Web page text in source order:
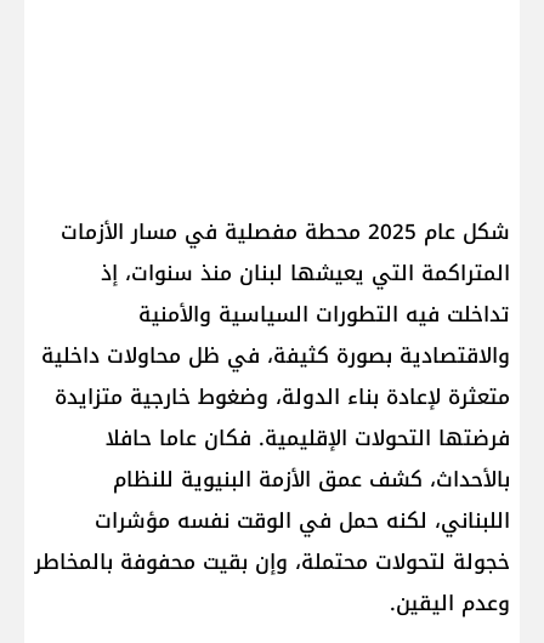
شكل عام 2025 محطة مفصلية في مسار الأزمات
المتراكمة التي يعيشها لبنان منذ سنوات، إذ
تداخلت فيه التطورات السياسية والأمنية
والاقتصادية بصورة كثيفة، في ظل محاولات داخلية
متعثرة لإعادة بناء الدولة، وضغوط خارجية متزايدة
فرضتها التحولات الإقليمية. فكان عاما حافلا
بالأحداث، كشف عمق الأزمة البنيوية للنظام
اللبناني، لكنه حمل في الوقت نفسه مؤشرات
خجولة لتحولات محتملة، وإن بقيت محفوفة بالمخاطر
وعدم اليقين.